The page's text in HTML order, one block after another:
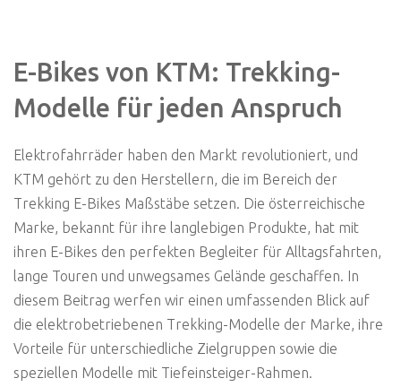
E-Bikes von KTM: Trekking-
Modelle für jeden Anspruch
Elektrofahrräder haben den Markt revolutioniert, und
KTM gehört zu den Herstellern, die im Bereich der
Trekking E-Bikes Maßstäbe setzen. Die österreichische
Marke, bekannt für ihre langlebigen Produkte, hat mit
ihren E-Bikes den perfekten Begleiter für Alltagsfahrten,
lange Touren und unwegsames Gelände geschaffen. In
diesem Beitrag werfen wir einen umfassenden Blick auf
die elektrobetriebenen Trekking-Modelle der Marke, ihre
Vorteile für unterschiedliche Zielgruppen sowie die
speziellen Modelle mit Tiefeinsteiger-Rahmen.